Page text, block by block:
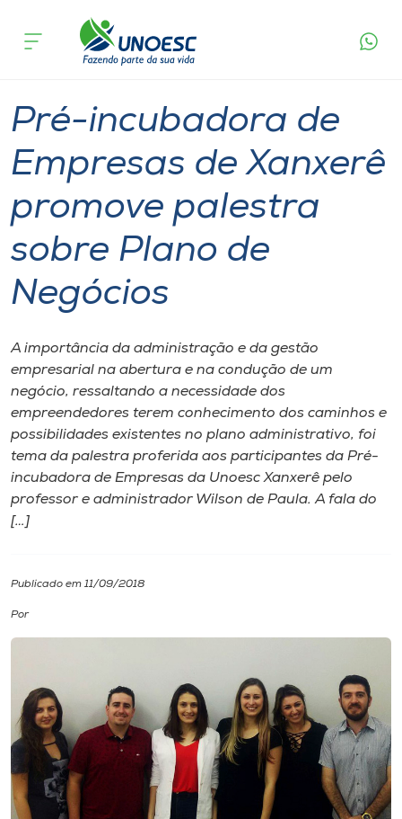
Cursos
Pesquisa
Atendimento ao Estudante
Portal de Ensino
Internacionalização
I.nova
Diplomados
Editora
Rádio
Museu
acontece
Pré-incubadora de
Empresas de Xanxerê
promove palestra
sobre Plano de
Negócios
A importância da administração e da gestão
empresarial na abertura e na condução de um
negócio, ressaltando a necessidade dos
empreendedores terem conhecimento dos caminhos e
possibilidades existentes no plano administrativo, foi
tema da palestra proferida aos participantes da Pré-
incubadora de Empresas da Unoesc Xanxerê pelo
professor e administrador Wilson de Paula. A fala do
[…]
Publicado em 11/09/2018
Por